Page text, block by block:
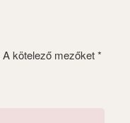
A kötelező mezőket*